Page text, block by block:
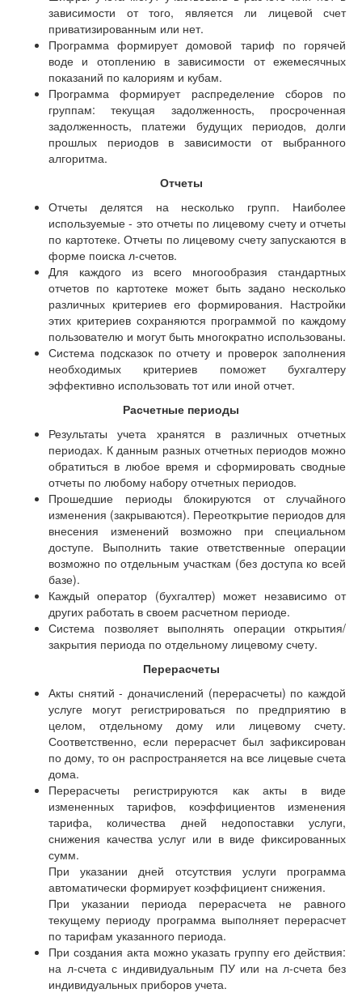
зависимости от того, является ли лицевой счет
приватизированным или нет.
Программа формирует домовой тариф по горячей
воде и отоплению в зависимости от ежемесячных
показаний по калориям и кубам.
Программа формирует распределение сборов по
группам: текущая задолженность, просроченная
задолженность, платежи будущих периодов, долги
прошлых периодов в зависимости от выбранного
алгоритма.
Отчеты
Отчеты делятся на несколько групп. Наиболее
используемые - это отчеты по лицевому счету и отчеты
по картотеке. Отчеты по лицевому счету запускаются в
форме поиска л-счетов.
Для каждого из всего многообразия стандартных
отчетов по картотеке может быть задано несколько
различных критериев его формирования. Настройки
этих критериев сохраняются программой по каждому
пользователю и могут быть многократно использованы.
Система подсказок по отчету и проверок заполнения
необходимых критериев поможет бухгалтеру
эффективно использовать тот или иной отчет.
Расчетные периоды
Результаты учета хранятся в различных отчетных
периодах. К данным разных отчетных периодов можно
обратиться в любое время и сформировать сводные
отчеты по любому набору отчетных периодов.
Прошедшие периоды блокируются от случайного
изменения (закрываются). Переоткрытие периодов для
внесения изменений возможно при специальном
доступе. Выполнить такие ответственные операции
возможно по отдельным участкам (без доступа ко всей
базе).
Каждый оператор (бухгалтер) может независимо от
других работать в своем расчетном периоде.
Система позволяет выполнять операции открытия/
закрытия периода по отдельному лицевому счету.
Перерасчеты
Акты снятий - доначислений (перерасчеты) по каждой
услуге могут регистрироваться по предприятию в
целом, отдельному дому или лицевому счету.
Соответственно, если перерасчет был зафиксирован
по дому, то он распространяется на все лицевые счета
дома.
Перерасчеты регистрируются как акты в виде
измененных тарифов, коэффициентов изменения
тарифа, количества дней недопоставки услуги,
снижения качества услуг или в виде фиксированных
сумм.
При указании дней отсутствия услуги программа
автоматически формирует коэффициент снижения.
При указании периода перерасчета не равного
текущему периоду программа выполняет перерасчет
по тарифам указанного периода.
При создания акта можно указать группу его действия:
на л-счета с индивидуальным ПУ или на л-счета без
индивидуальных приборов учета.